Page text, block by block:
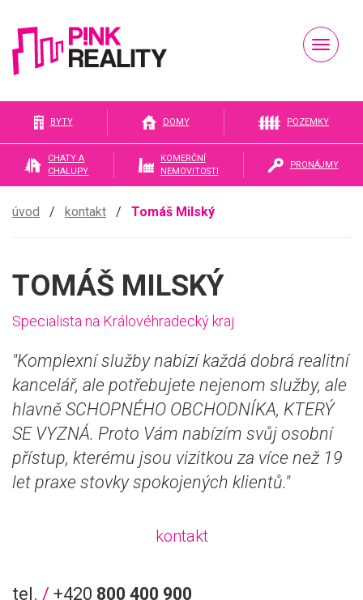
Pink
reality
BYTY DOMY POZEMKY
CHATY A
CHALUPY
KOMERČNÍ
NEMOVITOSTI
PRONÁJMY
úvod / kontakt / Tomáš Milský
TOMÁŠ MILSKÝ
Specialista na Královéhradecký kraj
"Komplexní služby nabízí každá dobrá realitní
kancelář, ale potřebujete nejenom služby, ale
hlavně SCHOPNÉHO OBCHODNÍKA, KTERÝ
SE VYZNÁ. Proto Vám nabízím svůj osobní
přístup, kterému jsou vizitkou za více než 19
let praxe stovky spokojených klientů."
kontakt
tel. / +420 800 400 900